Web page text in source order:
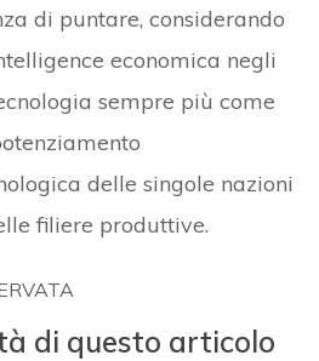
di puntare, considerando
economica negli
sempre più come
delle singole nazioni
filiere produttive.
di questo articolo